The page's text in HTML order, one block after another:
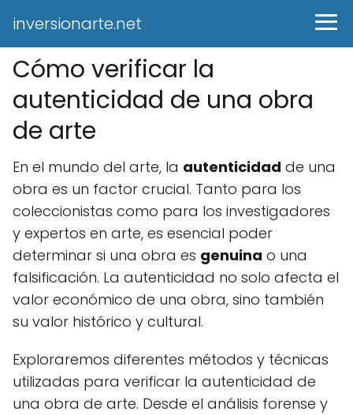
inversionarte.net
Cómo verificar la
autenticidad de una obra
de arte
En el mundo del arte, la autenticidad de una
obra es un factor crucial. Tanto para los
coleccionistas como para los investigadores
y expertos en arte, es esencial poder
determinar si una obra es genuina o una
falsificación. La autenticidad no solo afecta el
valor económico de una obra, sino también
su valor histórico y cultural.
Exploraremos diferentes métodos y técnicas
utilizadas para verificar la autenticidad de
una obra de arte. Desde el análisis forense y